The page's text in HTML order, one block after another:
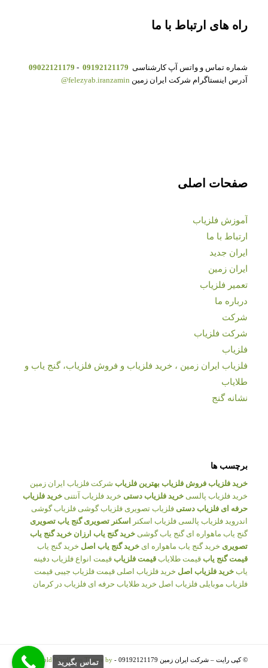
راه های ارتباط با ما
شماره تماس و واتس آپ کارشناسی 09192121179
-
09022121179
آدرس اینستاگرام شرکت ایران زمین felezyab.iranzamin@
صفحات اصلی
آموزش فلزیاب
ارتباط با ما
ایران جدید
ایران زمین
تعمیر فلزیاب
درباره ما
شرکت
شرکت فلزیاب
فلزیاب
فلزیاب ایران زمین ، خرید فلزیاب و فروش فلزیاب، گنج یاب و
طلایاب
نشانه گنج
برچسب ها
خرید فلزیاب فروش فلزیاب بهترین فلزیاب شرکت فلزیاب ایران زمین
خرید فلزیاب پالسی خرید فلزیاب دستی خرید فلزیاب آنتنی خرید فلزیاب
حرفه ای فلزیاب دستی فلزیاب تصویری فلزیاب گوشی فلزیاب گوشی
اندروید فلزیاب پالسی فلزیاب اسکنر اسکنر تصویری گنج یاب تصویری
گنج یاب ماهواره ای گنج یاب گوشی خرید گنج یاب ارزان خرید گنج یاب
تصویری خرید گنج یاب ماهواره ای خرید گنج یاب اصل خرید گنج یاب
قیمت گنج یاب قیمت طلایاب قیمت فلزیاب قیمت انواع فلزیاب دفینه
یاب خرید فلزیاب اصل خرید فلزیاب اصلی قیمت فلزیاب جیبی قیمت
فلزیاب موبایلی فلزیاب اصل خرید طلایاب حرفه ای فلزیاب در کرمان
© کپی رایت – شرکت ایران زمین 09192121179 - Enfold WordPress Theme by
تماس بگيريد